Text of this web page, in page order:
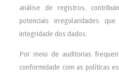
análise de registros,
potenciais irregularidades
integridade dos dados.
Por meio de auditorias
conformidade com as políticas